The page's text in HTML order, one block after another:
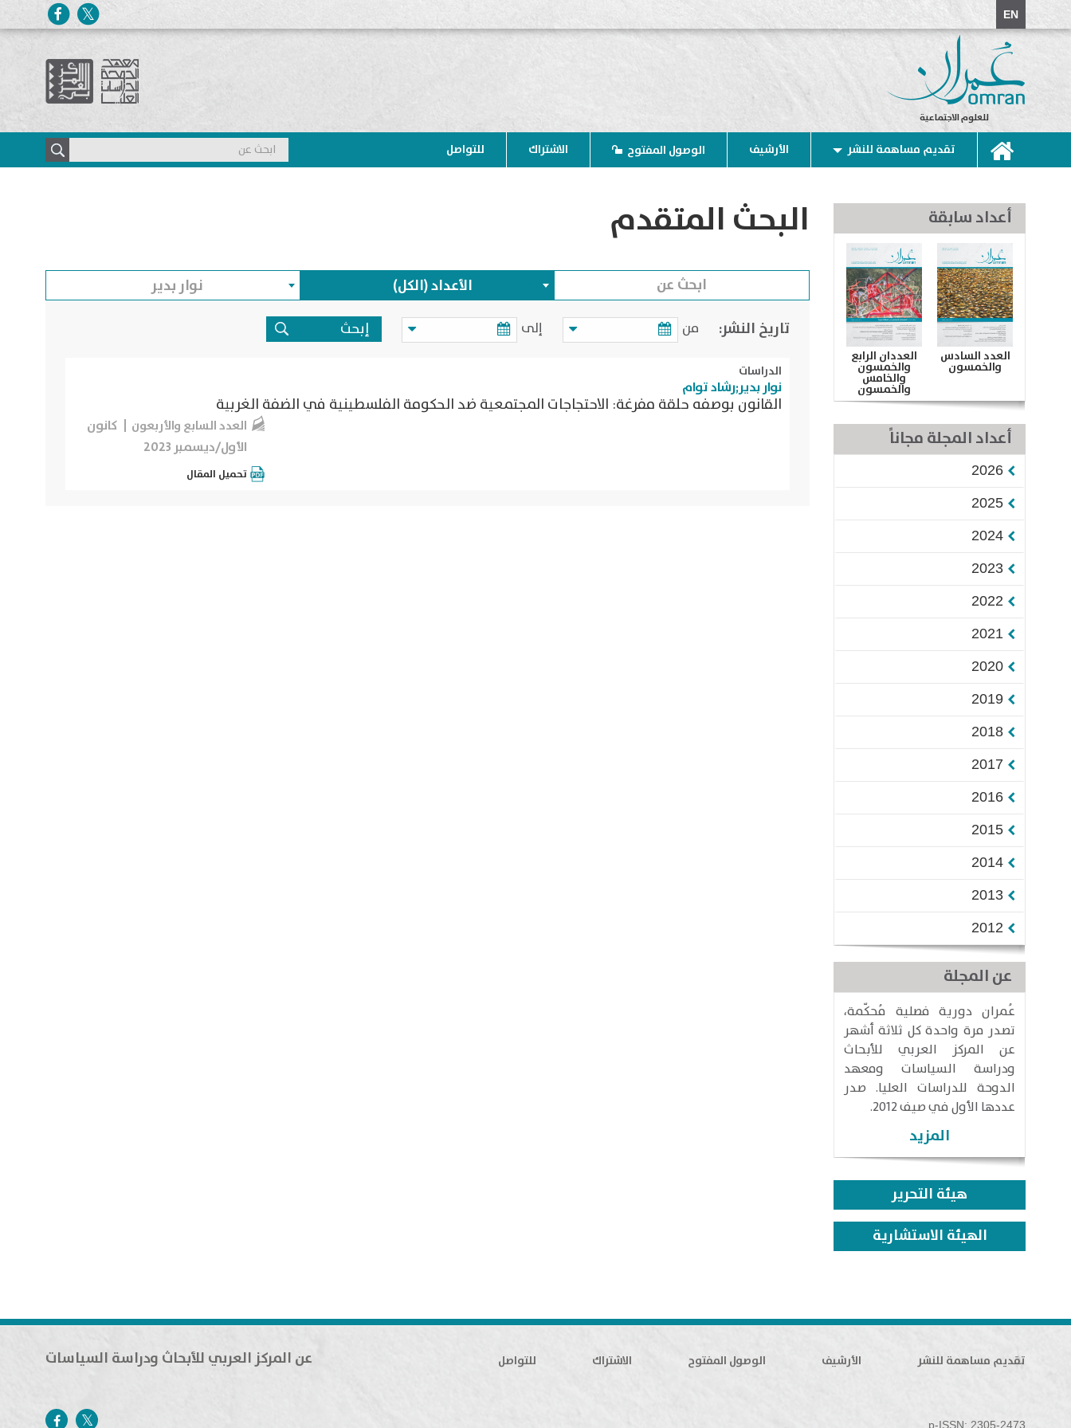
EN
للعلوم الاجتماعية
تقديم مساهمة للنشر الأرشيف الوصول المفتوح الاشتراك للتواصل
البحث المتقدم
الأعداد (الكل)
نوار بدير
تاريخ النشر:
من إلى
الدراسات
نوار بدير;رشاد توام
القانون بوصفه حلقة مفرغة: الاحتجاجات المجتمعية ضد الحكومة الفلسطينية في الضفة الغربية
العدد السابع والأربعون
كانون
الأول/ديسمبر 2023
تحميل المقال
أعداد سابقة
العدد السادس
والخمسون
العددان الرابع
والخمسون
والخامس
والخمسون
أعداد المجلة مجاناً
2026
2025
2024
2023
2022
2021
2020
2019
2018
2017
2016
2015
2014
2013
2012
عن المجلة
عُمران دورية فصلية مُحكّمة،
تصدر مرة واحدة كل ثلاثة أشهر
عن المركز العربي للأبحاث
ودراسة السياسات ومعهد
الدوحة للدراسات العليا. صدر
عددها الأول في صيف 2012.
المزيد
هيئة التحرير
الهيئة الاستشارية
تقديم مساهمة للنشر الأرشيف الوصول المفتوح الاشتراك للتواصل عن المركز العربي للأبحاث ودراسة السياسات
p-ISSN: 2305-2473